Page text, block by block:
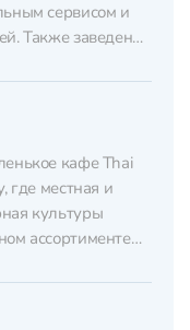
сервисом и
Также заведение
приятную и
на
русском. В меню
блюд,
суп
кафе Thai
где местная и
культуры
ассортименте
аутентичные